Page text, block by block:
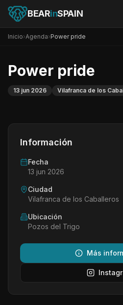
BEARinSPAIN
Inicio›Agenda›Power pride
Power pride
13 jun 2026 Vilafranca de los
Información
Fecha
13 jun 2026
Ciudad
Vilafranca de los Caballeros
Ubicación
Pozos del Trigo
Más